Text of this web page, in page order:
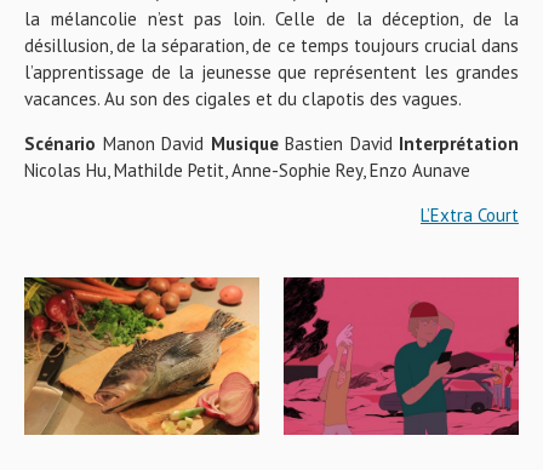
la mélancolie n’est pas loin. Celle de la déception, de la
désillusion, de la séparation, de ce temps toujours crucial dans
l’apprentissage de la jeunesse que représentent les grandes
vacances. Au son des cigales et du clapotis des vagues.
Scénario Manon David MusiqueBastien David Interprétation
Nicolas Hu, Mathilde Petit, Anne-Sophie Rey, Enzo Aunave
L’Extra Court